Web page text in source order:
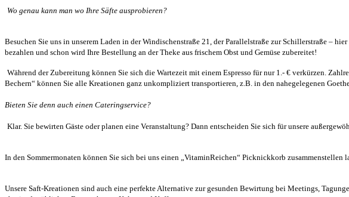
Wo genau kann man wo Ihre Säfte ausprobieren?
Besuchen Sie uns in unserem Laden in der Windischenstraße 21, der Parallelstraße zur Schillerstraße –
bezahlen und schon wird Ihre Bestellung an der Theke aus frischem Obst und Gemüse zubereitet!
Während der Zubereitung können Sie sich die Wartezeit mit einem Espresso für nur 1.- € verkürzen.
Bechern“ können Sie alle Kreationen ganz unkompliziert transportieren, z.B. in den nahegelegenen
Bieten Sie denn auch einen Cateringservice?
Klar. Sie bewirten Gäste oder planen eine Veranstaltung? Dann entscheiden Sie sich für unsere
In den Sommermonaten können Sie sich bei uns einen „VitaminReichen“ Picknickkorb zusammenstellen
Unsere Saft-Kreationen sind auch eine perfekte Alternative zur gesunden Bewirtung bei Meetings,